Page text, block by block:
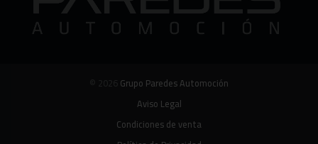
Grupo Paredes Automoción
Aviso Legal
Condiciones de venta